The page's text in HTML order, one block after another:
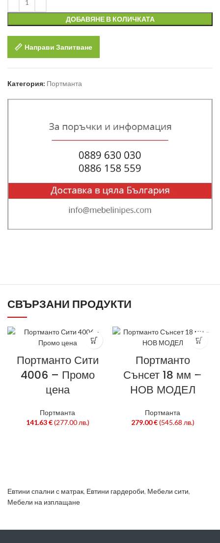
ДОБАВЯНЕ В КОЛИЧКАТА
Направи Запитване
Категория: Портманта
СВЪРЗАНИ ПРОДУКТИ
Портманто Сити
4006 – Промо
цена
Портманта
141.63€ (277.00 лв.)
Портманто
Сънсет 18 мм –
НОВ МОДЕЛ
Портманта
279.00€ (545.68 лв.)
Евтини спални с матрак, Евтини гардероби, Мебели сити,
Мебели на изплащане